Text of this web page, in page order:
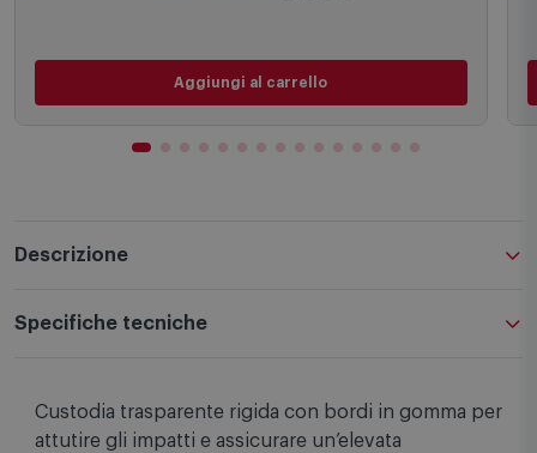
Aggiungi al carrello
Descrizione
Specifiche tecniche
Custodia trasparente rigida con bordi in gomma per
attutire gli impatti e assicurare un’elevata